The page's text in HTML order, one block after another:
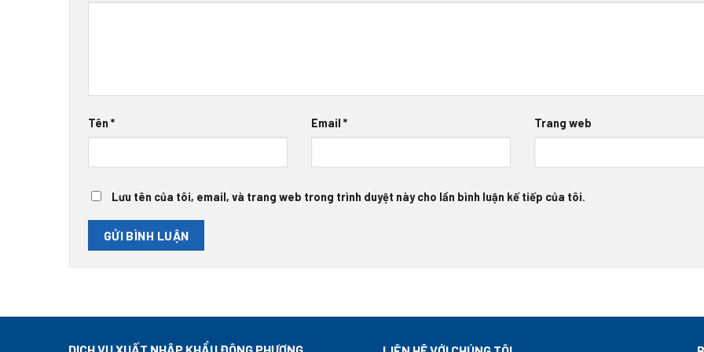
Tên * Email* Trang web
Lưu tên của tôi, email, và trang web trong trình duyệt này cho lần bình luận kế tiếp của tôi.